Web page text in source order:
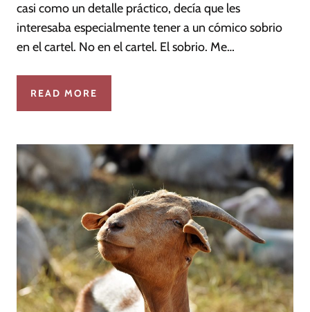
casi como un detalle práctico, decía que les
interesaba especialmente tener a un cómico sobrio
en el cartel. No en el cartel. El sobrio. Me…
READ MORE